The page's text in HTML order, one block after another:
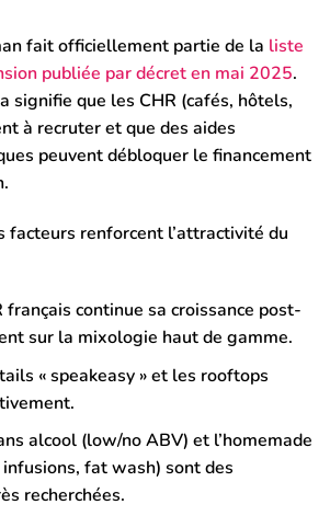
fait officiellement partie de la liste
publiée par décret en mai 2025.
signifie que les CHR (cafés, hôtels,
à recruter et que des aides
peuvent débloquer le financement
facteurs renforcent l’attractivité du
français continue sa croissance post-
sur la mixologie haut de gamme.
« speakeasy » et les rooftops
alcool (low/no ABV) et l’homemade
fat wash) sont des
recherchées.